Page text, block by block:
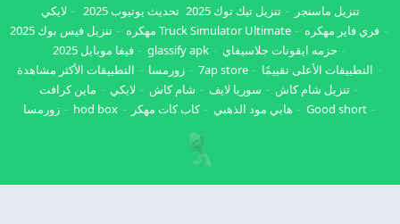
تنزيل ماسنجر تنزيل تيك توك 2025
تحديث يوتيوب 2025
لايكي
فري فاير مهكره
Truck Simulator Ultimate مهكره
تنزيل فيس بوك 2025
حزمه ايقونات جلاسيفاي
glassify apk
فيفا موبايل 2025
التطبيقات الأعلى تقييمًا
7ap store زورمسا
التطبيقات الأكثر مشاهدة
تنزيل شام كاش
سوريا لايف شام كاش لايكي
ماين كرافت
Good short
هابي مود الذهبي كاب كات مهكر hod box زورمسا